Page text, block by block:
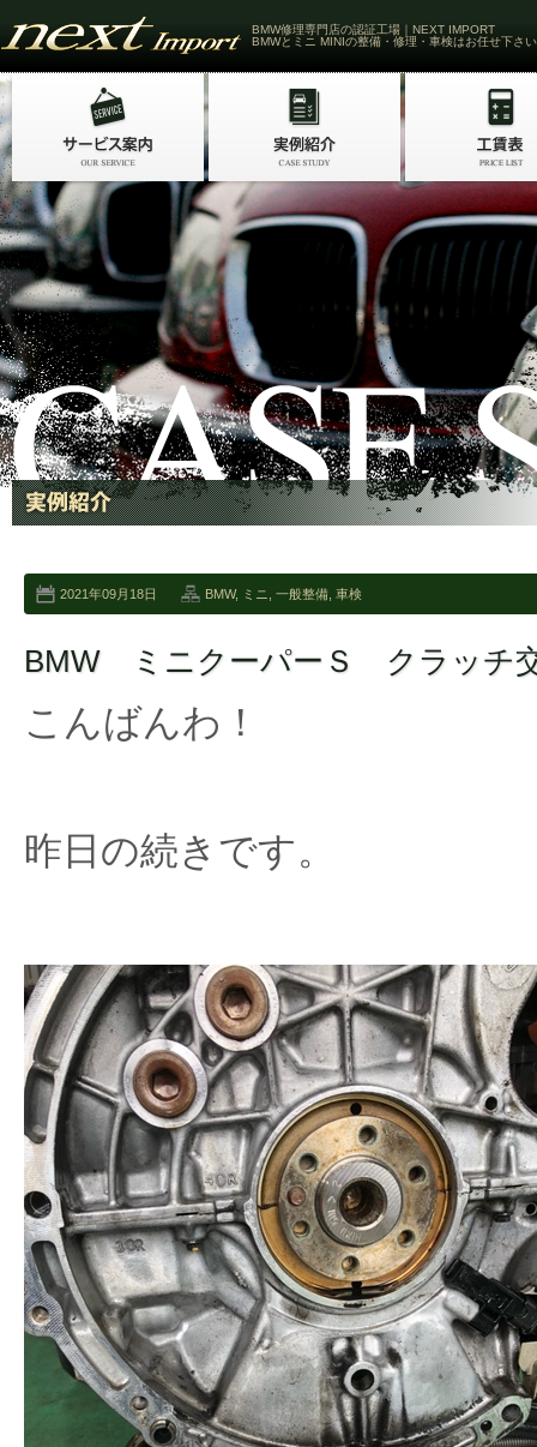
BMW修理専門店の認証工場｜NEXT IMPORT
BMWとミニ MINIの整備・修理・車検はお任せ下さい
2021年09月18日 BMW, ミニ 一般整備 車検
BMW ミニクーパーＳ クラッチ
こんばんわ！
昨日の続きです。